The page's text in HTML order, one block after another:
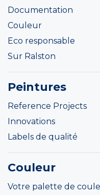
Documentation
Couleur
Eco responsable
Sur Ralston
Peintures
Reference Projects
Innovations
Labels de qualité
Couleur
Votre palette de